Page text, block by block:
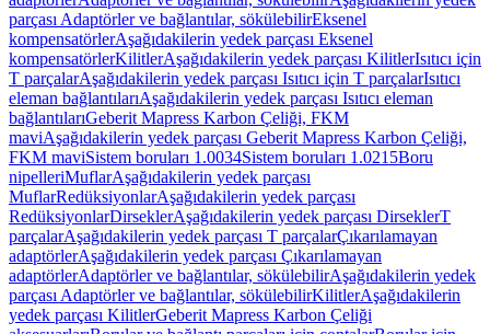
parçası Adaptörler ve bağlantılar, sökülebilirEksenel
kompensatörlerAşağıdakilerin yedek parçası Eksenel
kompensatörlerKilitlerAşağıdakilerin yedek parçası KilitlerIsıtıcı için
T parçalarAşağıdakilerin yedek parçası Isıtıcı için T parçalarIsıtıcı
eleman bağlantılarıAşağıdakilerin yedek parçası Isıtıcı eleman
bağlantılarıGeberit Mapress Karbon Çeliği, FKM
maviAşağıdakilerin yedek parçası Geberit Mapress Karbon Çeliği,
FKM maviSistem boruları 1.0034Sistem boruları 1.0215Boru
nipelleriMuflarAşağıdakilerin yedek parçası
MuflarRedüksiyonlarAşağıdakilerin yedek parçası
RedüksiyonlarDirseklerAşağıdakilerin yedek parçası DirseklerT
parçalarAşağıdakilerin yedek parçası T parçalarÇıkarılamayan
adaptörlerAşağıdakilerin yedek parçası Çıkarılamayan
adaptörlerAdaptörler ve bağlantılar, sökülebilirAşağıdakilerin yedek
parçası Adaptörler ve bağlantılar, sökülebilirKilitlerAşağıdakilerin
yedek parçası KilitlerGeberit Mapress Karbon Çeliği